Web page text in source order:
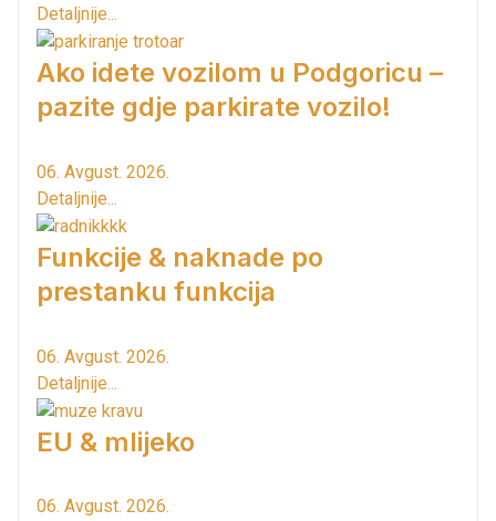
Detaljnije...
Ako idete vozilom u Podgoricu –
pazite gdje parkirate vozilo!
06. Avgust. 2026.
Detaljnije...
Funkcije & naknade po
prestanku funkcija
06. Avgust. 2026.
Detaljnije...
EU & mlijeko
06. Avgust. 2026.